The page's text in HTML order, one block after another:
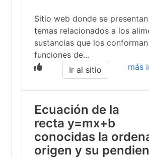
Sitio web donde se
temas relacionados a los
sustancias que los
funciones de...
más
Ir al sitio
Ecuación de la
recta y=mx+b
conocidas la
origen y su